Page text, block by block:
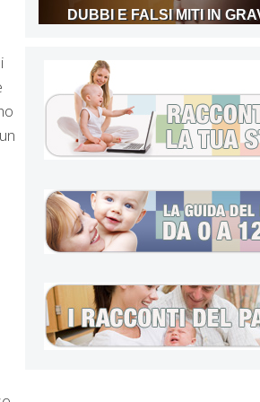
DUBBI E FALSI MITI IN